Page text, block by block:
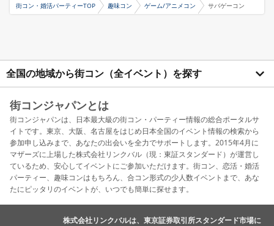
街コン・婚活パーティーTOP 趣味コン ゲーム/アニメコン サバゲーコン
全国の地域から街コン（全イベント）を探す
街コンジャパンとは
街コンジャパンは、日本最大級の街コン・パーティー情報の総合ポータルサ
イトです。東京、大阪、名古屋をはじめ日本全国のイベント情報の検索から
参加申し込みまで、あなたの出会いを全力でサポートします。2015年4月に
マザーズに上場した株式会社リンクバル（現：東証スタンダード）が運営し
ているため、安心してイベントにご参加いただけます。街コン、恋活・婚活
パーティー、趣味コンはもちろん、合コン形式の少人数イベントまで、あな
たにピッタリのイベントが、いつでも簡単に探せます。
株式会社リンクバルは、東京証券取引所スタンダード市場に